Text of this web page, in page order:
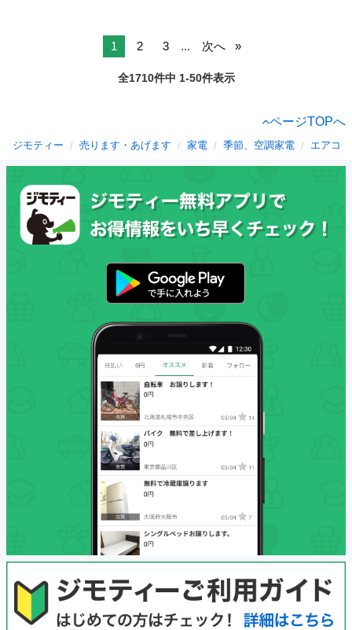
1 2 3 ... 次へ
全1710件中 1-50件表示
ページTOPへ
ジモティー 売ります・あげます 家電 季節、空調家電 エアコン